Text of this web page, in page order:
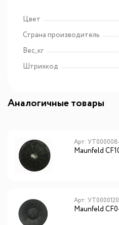
Цвет
Страна производитель
Вес, кг
Штрихкод
Аналогичные товары
Арт:
Maunfeld
Арт:
Maunfeld